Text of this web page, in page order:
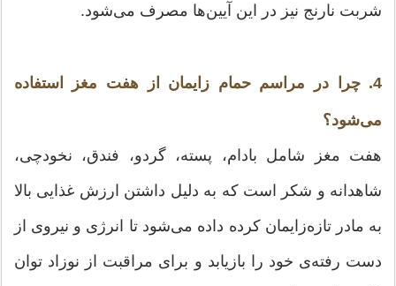
شربت نارنج نیز در این آیین‌ها مصرف می‌شود.
4. چرا در مراسم حمام زایمان از هفت مغز استفاده
می‌شود؟
هفت مغز شامل بادام، پسته، گردو، فندق، نخودچی،
شاهدانه و شکر است که به دلیل داشتن ارزش غذایی بالا
به مادر تازه‌زایمان کرده داده می‌شود تا انرژی و نیروی از
دست رفته‌ی خود را بازیابد و برای مراقبت از نوزاد توان